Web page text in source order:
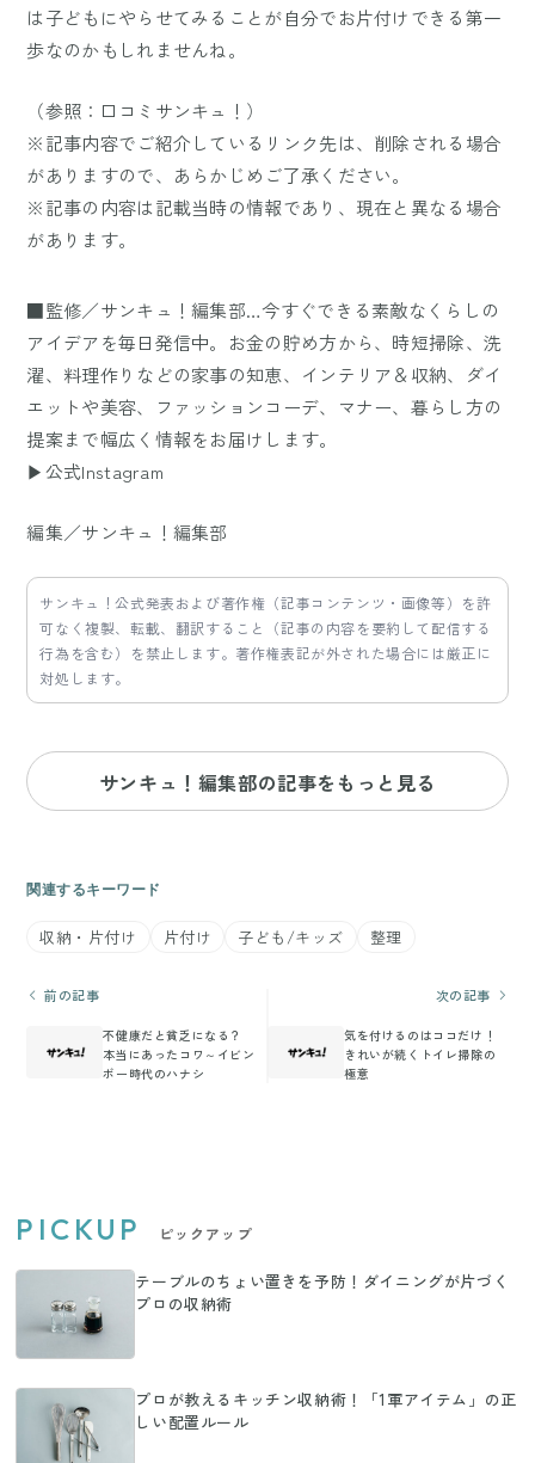
は子どもにやらせてみることが自分でお片付けできる第一
歩なのかもしれませんね。
（参照： 口コミサンキュ！ ）
※記事内容でご紹介しているリンク先は、削除される場合
がありますので、あらかじめご了承ください。
※記事の内容は記載当時の情報であり、現在と異なる場合
があります。
■監修／サンキュ！編集部…今すぐできる素敵なくらしの
アイデアを毎日発信中。お金の貯め方から、時短掃除、洗
濯、料理作りなどの家事の知恵、インテリア＆収納、ダイ
エットや美容、ファッションコーデ、マナー、暮らし方の
提案まで幅広く情報をお届けします。
▶公式Instagram
編集／サンキュ！編集部
サンキュ！公式発表および著作権（記事コンテンツ・画像等）を許
可なく複製、転載、翻訳すること（記事の内容を要約して配信する
行為を含む）を禁止します。著作権表記が外された場合には厳正に
対処します。
サンキュ！編集部の記事をもっと見る
関連するキーワード
収納・片付け 片付け 子ども/キッズ 整理
前の記事
不健康だと貧乏になる？
本当にあったコワ～イビン
ボー時代のハナシ
次の記事
気を付けるのはココだけ！
きれいが続くトイレ掃除の
極意
PICKUP ピックアップ
テーブルのちょい置きを予防！ダイニングが片づく
プロの収納術
プロが教えるキッチン収納術！「1軍アイテム」の正
しい配置ルール